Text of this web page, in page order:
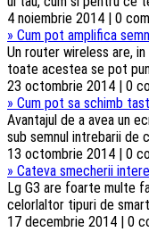
4 noiembrie 2014 | 0
» Cum pot amplifica
Un router wireless are,
toate acestea se pot
23 octombrie 2014 | 0
» Cum pot sa schimb
Avantajul de a avea un
sub semnul intrebarii de
13 octombrie 2014 | 0
» Cateva smecherii
Lg G3 are foarte multe
celorlaltor tipuri de
17 decembrie 2014 | 0